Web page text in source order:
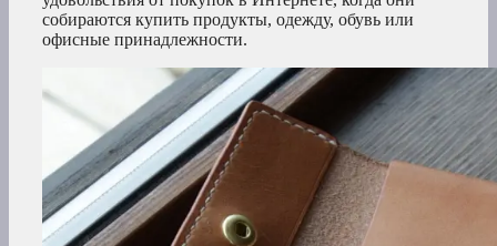
собираются купить продукты, одежду, обувь или
офисные принадлежности.